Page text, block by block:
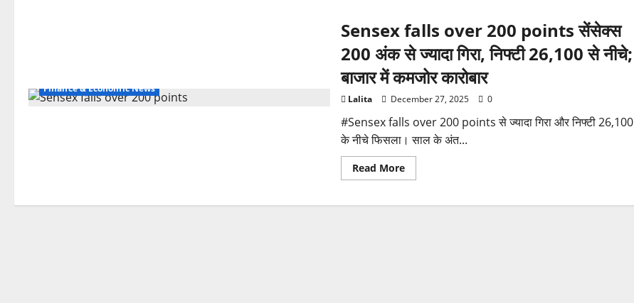
Finance & Economic News
Sensex falls over 200 points सेंसेक्स
200 अंक से ज्यादा गिरा, निफ्टी 26,100 से नीचे;
बाजार में कमजोर कारोबार
Lalita December 27, 2025 0
#Sensex falls over 200 points से ज्यादा गिरा और निफ्टी 26,100
के नीचे फिसला। साल के अंत...
Read MoreRead
more
falls